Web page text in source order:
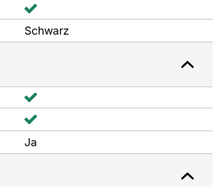
Schwarz
Ja